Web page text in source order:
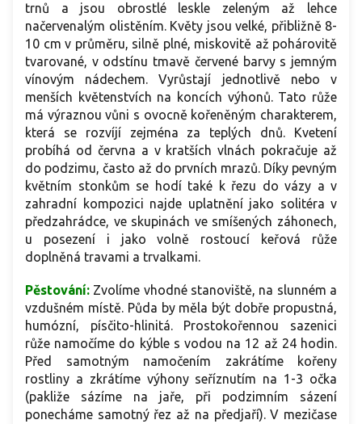
trnů a jsou obrostlé leskle zeleným až lehce
načervenalým olistěním. Květy jsou velké, přibližně 8-
10 cm v průměru, silně plné, miskovitě až pohárovitě
tvarované, v odstínu tmavě červené barvy s jemným
vínovým nádechem. Vyrůstají jednotlivě nebo v
menších květenstvích na koncích výhonů. Tato růže
má výraznou vůni s ovocně kořeněným charakterem,
která se rozvíjí zejména za teplých dnů. Kvetení
probíhá od června a v kratších vlnách pokračuje až
do podzimu, často až do prvních mrazů. Díky pevným
květním stonkům se hodí také k řezu do vázy a v
zahradní kompozici najde uplatnění jako solitéra v
předzahrádce, ve skupinách ve smíšených záhonech,
u posezení i jako volně rostoucí keřová růže
doplněná travami a trvalkami.
Pěstování: Zvolíme vhodné stanoviště, na slunném a
vzdušném místě. Půda by měla být dobře propustná,
humózní, písčito-hlinitá. Prostokořennou sazenici
růže namočíme do kýble s vodou na 12 až 24 hodin.
Před samotným namočením zakrátíme kořeny
rostliny a zkrátíme výhony seříznutím na 1-3 očka
(pakliže sázíme na jaře, při podzimním sázení
ponecháme samotný řez až na předjaří). V mezičase